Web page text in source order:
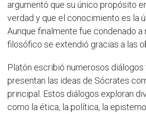
argumentó que su único propósito
verdad y que el conocimiento es la
Aunque finalmente fue condenado a
filosófico se extendió gracias a las
Platón escribió numerosos
presentan las ideas de Sócrates
principal. Estos diálogos exploran
como la ética, la política, la